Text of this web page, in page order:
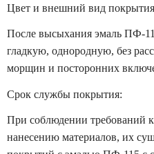
Цвет и внешний вид
После высыхания эмаль ПФ-
гладкую, однородную, без
морщин и посторонних
Срок службы покрытия:
При соблюдении требований
нанесению материалов, их